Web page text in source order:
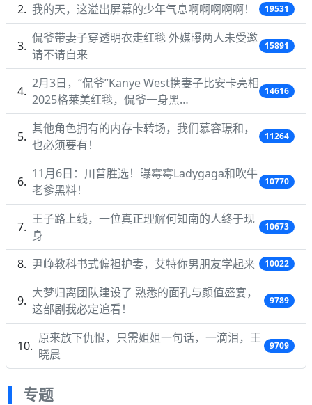
我的天，这溢出屏幕的少年气息啊啊啊啊啊！ 19531
侃爷带妻子穿透明衣走红毯 外媒曝两人未受邀
请不请自来
15891
2月3日，“侃爷”Kanye West携妻子比安卡亮相
2025格莱美红毯，侃爷一身黑…
14616
其他角色拥有的内存卡转场，我们慕容璟和，
也必须要有！
11264
11月6日：川普胜选！曝霉霉Ladygaga和吹牛
老爹黑料！
10770
王子路上线，一位真正理解何知南的人终于现
身
10673
尹峥教科书式偏袒护妻，艾特你男朋友学起来 10022
大梦归离团队建设了 熟悉的面孔与颜值盛宴，
这部剧我必定追看！
9789
原来放下仇恨，只需姐姐一句话，一滴泪，王
晓晨
9709
专题